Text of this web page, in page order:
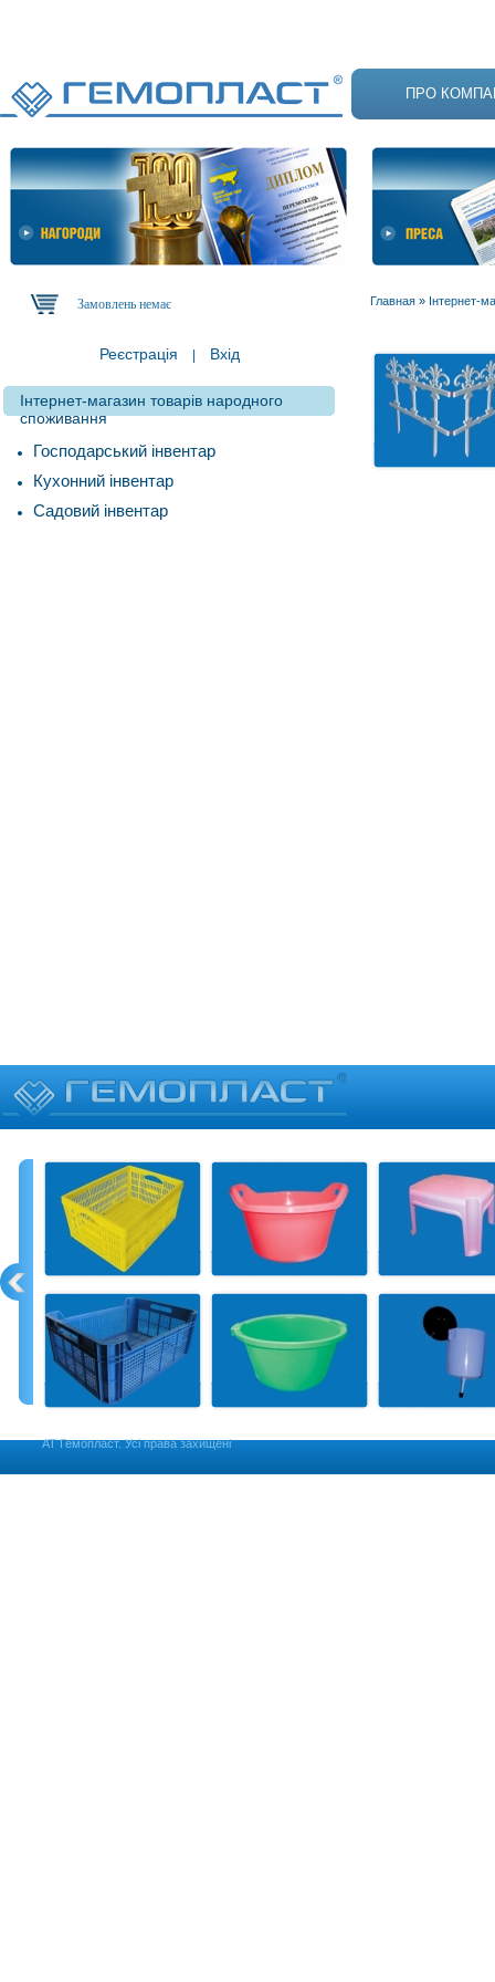
ПРО
Замовлень немає
Реєстрація Вхід
Інтернет-магазин товарів народного
споживання
Господарський інвентар
Кухонний інвентар
Садовий інвентар
Главная » Інтернет-
АТ Гемопласт. Усі права захищені